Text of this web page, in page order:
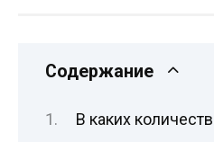
Содержание
В каких